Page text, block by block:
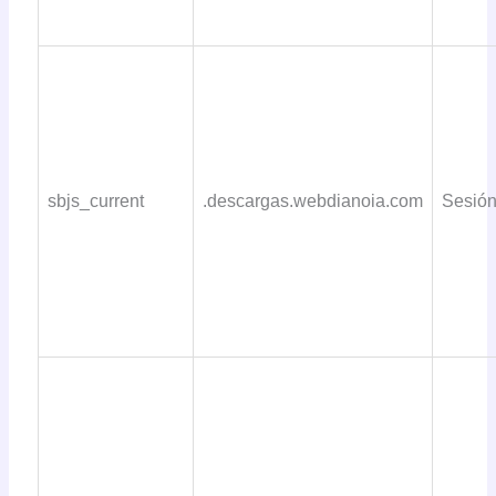
sbjs_current .descargas.webdianoia.com Sesión